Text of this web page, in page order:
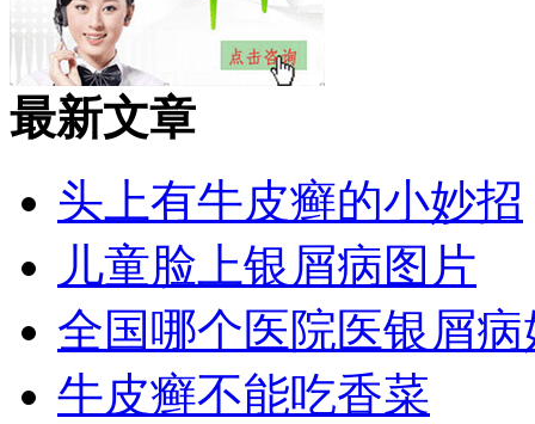
最新文章
头上有牛皮癣的小妙招
儿童脸上银屑病图片
全国哪个医院医银屑病
牛皮癣不能吃香菜